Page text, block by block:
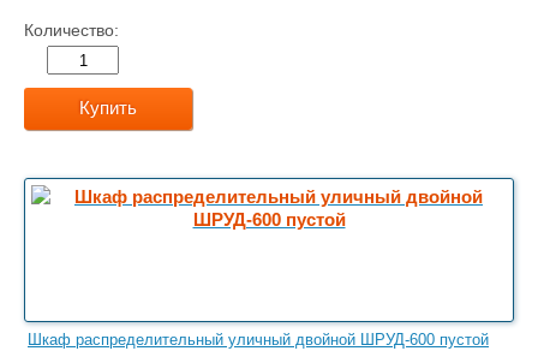
Количество:
Купить
Шкаф распределительный уличный двойной ШРУД-600 пустой